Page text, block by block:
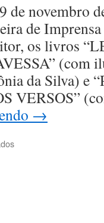
de novembro
de
os livros
(com
da Silva) e
VERSOS”
→
em